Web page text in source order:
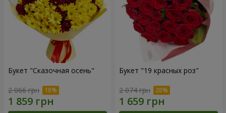
Букет "Сказочная осень"
2 066 грн
Букет "19 красных роз"
2 074 грн